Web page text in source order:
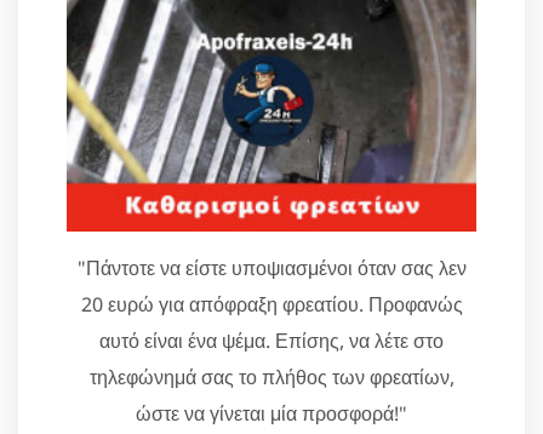
"Πάντοτε να είστε υποψιασμένοι όταν σας λεν
20 ευρώ για απόφραξη φρεατίου. Προφανώς
αυτό είναι ένα ψέμα. Επίσης, να λέτε στο
τηλεφώνημά σας το πλήθος των φρεατίων,
ώστε να γίνεται μία προσφορά!"